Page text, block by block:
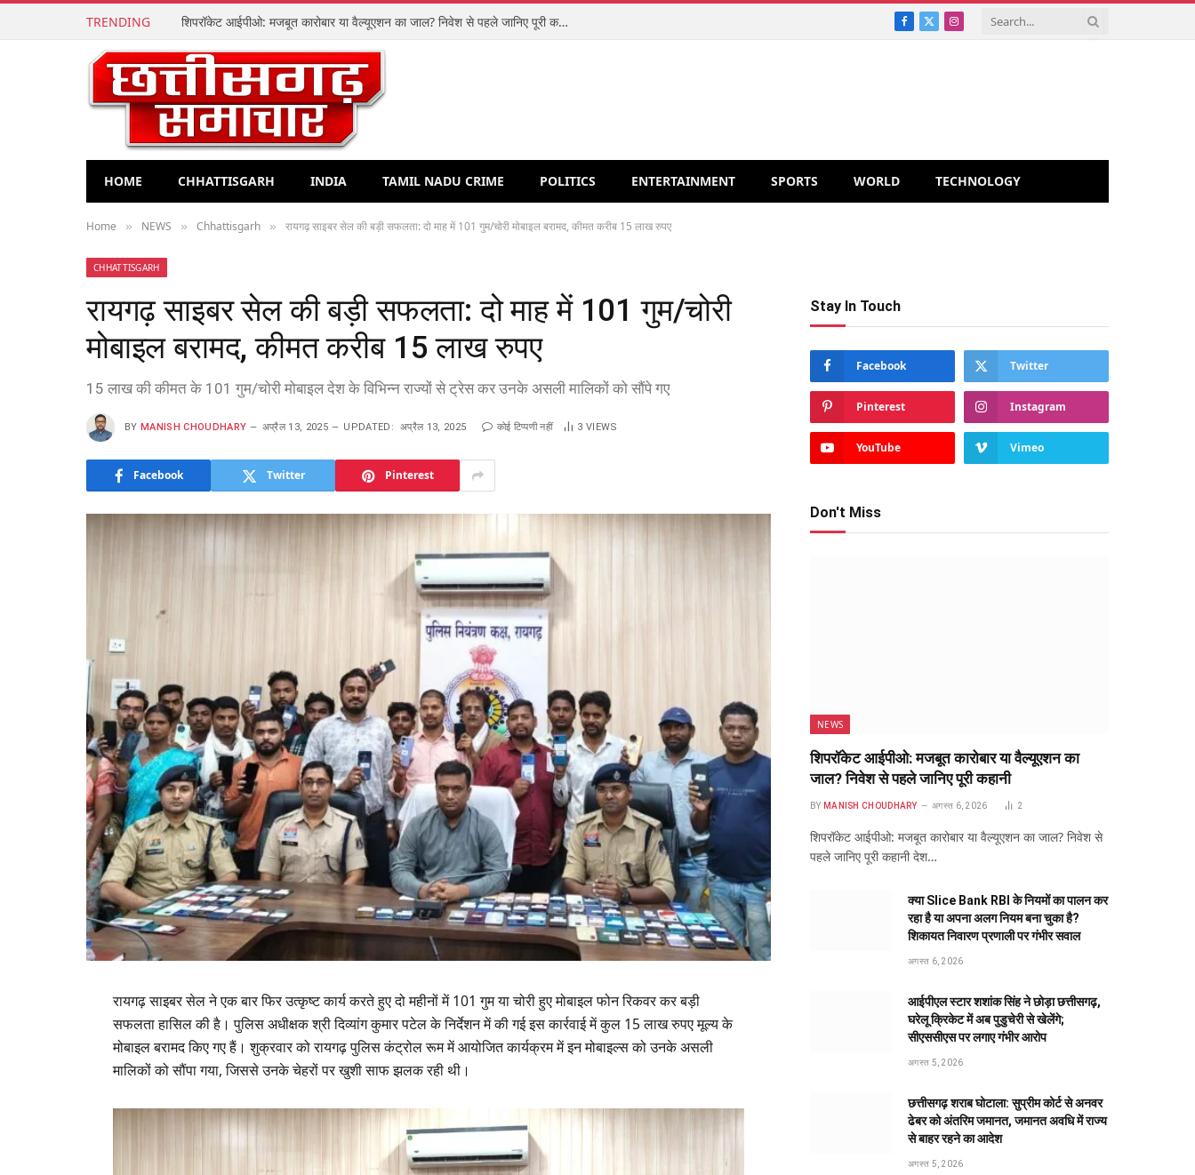
TRENDING शिपरॉकेट आईपीओ: मजबूत कारोबार या वैल्यूएशन का जाल? निवेश से पहले जानिए पूरी कहानी Facebook
X
Instagram
HOME CHHATTISGARH INDIA TAMIL NADU CRIME POLITICS ENTERTAINMENT SPORTS WORLD TECHNOLOGY
Home » NEWS » Chhattisgarh » रायगढ़ साइबर सेल की बड़ी सफलता: दो माह में 101 गुम/चोरी मोबाइल बरामद, कीमत करीब 15 लाख रुपए
CHHATTISGARH
रायगढ़ साइबर सेल की बड़ी सफलता: दो माह में 101 गुम/चोरी
मोबाइल बरामद, कीमत करीब 15 लाख रुपए
15 लाख की कीमत के 101 गुम/चोरी मोबाइल देश के विभिन्न राज्यों से ट्रेस कर उनके असली मालिकों को सौंपे गए
BY MANISH CHOUDHARY अप्रैल 13, 2025 UPDATED: अप्रैल 13, 2025 कोई टिप्पणी नहीं 3 VIEWS
Facebook Twitter Pinterest
रायगढ़ साइबर सेल ने एक बार फिर उत्कृष्ट कार्य करते हुए दो महीनों में 101 गुम या चोरी हुए मोबाइल फोन रिकवर कर बड़ी
सफलता हासिल की है। पुलिस अधीक्षक श्री दिव्यांग कुमार पटेल के निर्देशन में की गई इस कार्रवाई में कुल 15 लाख रुपए मूल्य के
मोबाइल बरामद किए गए हैं। शुक्रवार को रायगढ़ पुलिस कंट्रोल रूम में आयोजित कार्यक्रम में इन मोबाइल्स को उनके असली
मालिकों को सौंपा गया, जिससे उनके चेहरों पर खुशी साफ झलक रही थी।
Stay In Touch
Facebook Twitter
Pinterest Instagram
YouTube Vimeo
Don't Miss
NEWS
शिपरॉकेट आईपीओ: मजबूत कारोबार या वैल्यूएशन का
जाल? निवेश से पहले जानिए पूरी कहानी
BY MANISH CHOUDHARY अगस्त 6, 2026 2
शिपरॉकेट आईपीओ: मजबूत कारोबार या वैल्यूएशन का जाल? निवेश से
पहले जानिए पूरी कहानी देश…
क्या Slice Bank RBI के नियमों का पालन कर
रहा है या अपना अलग नियम बना चुका है?
शिकायत निवारण प्रणाली पर गंभीर सवाल
अगस्त 6, 2026
आईपीएल स्टार शशांक सिंह ने छोड़ा छत्तीसगढ़,
घरेलू क्रिकेट में अब पुडुचेरी से खेलेंगे;
सीएससीएस पर लगाए गंभीर आरोप
अगस्त 5, 2026
छत्तीसगढ़ शराब घोटाला: सुप्रीम कोर्ट से अनवर
ढेबर को अंतरिम जमानत, जमानत अवधि में राज्य
से बाहर रहने का आदेश
अगस्त 5, 2026